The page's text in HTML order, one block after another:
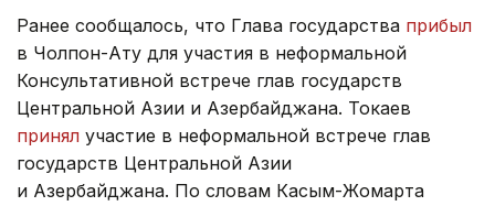
Ранее сообщалось, что Глава государства прибыл
в Чолпон-Ату для участия в неформальной
Консультативной встрече глав государств
Центральной Азии и Азербайджана. Токаев
принял участие в неформальной встрече глав
государств Центральной Азии
и Азербайджана. По словам Касым-Жомарта